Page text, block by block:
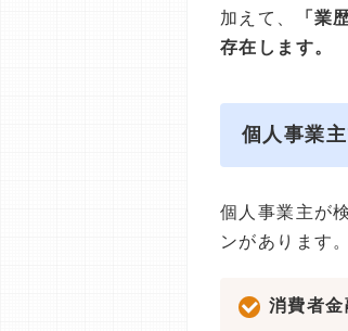
加えて、
「業
存在します。
個人事業
個人事業主が
ンがあります。
消費者